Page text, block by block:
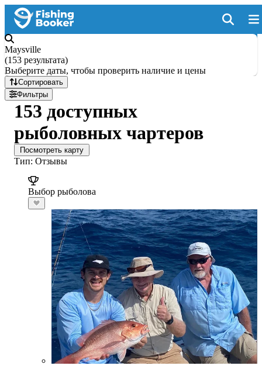
Maysville
(153 результата)
Выберите даты, чтобы проверить наличие и цены
Сортировать
Фильтры
153 доступных
рыболовных чартеров
Посмотреть карту
Тип: Отзывы
Выбор рыболова